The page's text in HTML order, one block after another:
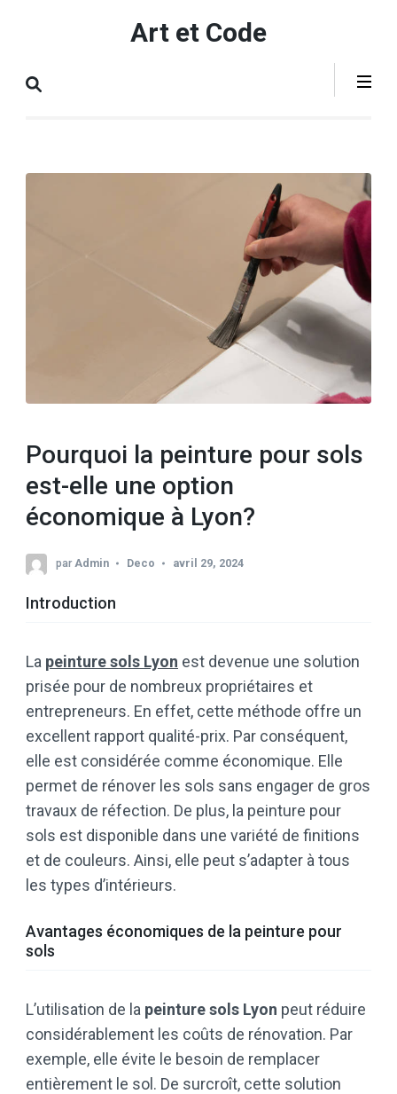
(Pressez
Art et Code
Pourquoi la peinture pour sols
est-elle une option
économique à Lyon?
par Admin Deco avril 29, 2024
Introduction
La peinture sols Lyon est devenue une solution
prisée pour de nombreux propriétaires et
entrepreneurs. En effet, cette méthode offre un
excellent rapport qualité-prix. Par conséquent,
elle est considérée comme économique. Elle
permet de rénover les sols sans engager de gros
travaux de réfection. De plus, la peinture pour
sols est disponible dans une variété de finitions
et de couleurs. Ainsi, elle peut s’adapter à tous
les types d’intérieurs.
Avantages économiques de la peinture pour
sols
L’utilisation de la peinture sols Lyon peut réduire
considérablement les coûts de rénovation. Par
exemple, elle évite le besoin de remplacer
entièrement le sol. De surcroît, cette solution